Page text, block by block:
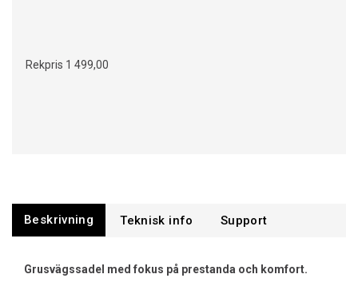
Rekpris 1 499,00
Beskrivning Support
Grusvägssadel med fokus på prestanda och komfort.